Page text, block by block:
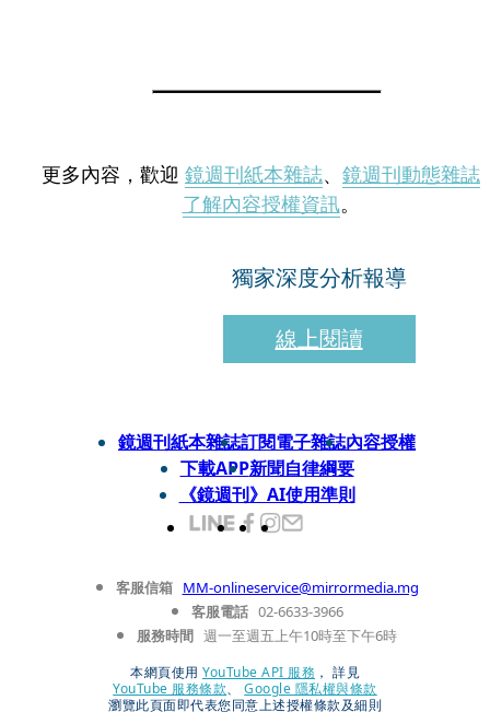
更多內容，歡迎 鏡週刊紙本雜誌、 鏡週刊動態雜誌
了解內容授權資訊。
獨家深度分析報導
線上閱讀
鏡週刊紙本雜誌訂閱電子雜誌內容授權
下載APP新聞自律綱要
《鏡週刊》AI使用準則
客服信箱 MM-onlineservice@mirrormedia.mg
客服電話 02-6633-3966
服務時間 週一至週五上午10時至下午6時
本網頁使用 YouTube API 服務 ， 詳見
YouTube 服務條款、
Google 隱私權與條款
瀏覽此頁面即代表您同意上述授權條款及細則